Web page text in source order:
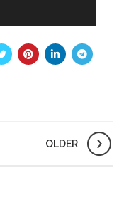
OLDER